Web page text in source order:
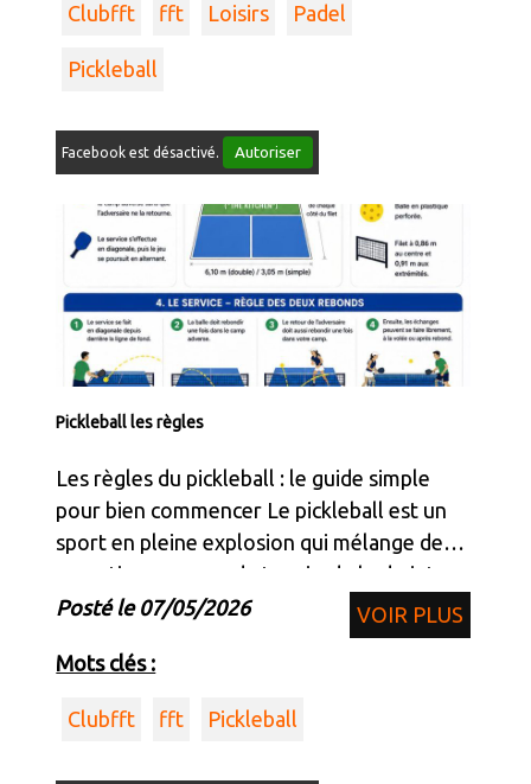
Clubfft fft Loisirs Padel
Pickleball
Facebook est désactivé. Autoriser
Pickleball les règles
Les règles du pickleball : le guide simple
pour bien commencer Le pickleball est un
sport en pleine explosion qui mélange des
sensations venues du tennis, du badminton
et du ping-pong. Accessible, ludique et très
stratégique, il séduit autant les joueu
Posté le 07/05/2026 VOIR PLUS
Mots clés :
Clubfft fft Pickleball